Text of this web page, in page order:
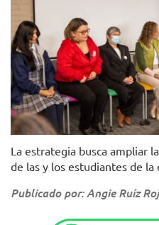
La estrategia busca ampliar
de las y los estudiantes de la
Publicado por: Angie Ruíz